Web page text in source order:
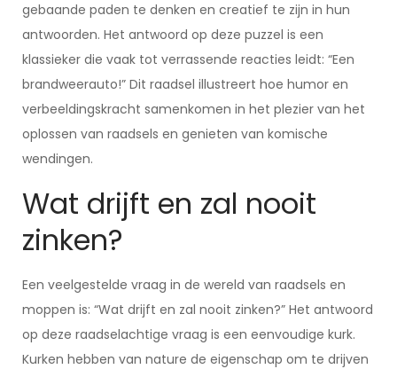
gebaande paden te denken en creatief te zijn in hun
antwoorden. Het antwoord op deze puzzel is een
klassieker die vaak tot verrassende reacties leidt: “Een
brandweerauto!” Dit raadsel illustreert hoe humor en
verbeeldingskracht samenkomen in het plezier van het
oplossen van raadsels en genieten van komische
wendingen.
Wat drijft en zal nooit
zinken?
Een veelgestelde vraag in de wereld van raadsels en
moppen is: “Wat drijft en zal nooit zinken?” Het antwoord
op deze raadselachtige vraag is een eenvoudige kurk.
Kurken hebben van nature de eigenschap om te drijven